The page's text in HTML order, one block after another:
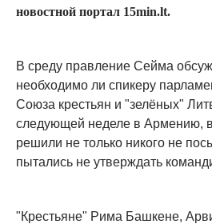
новостной портал 15min.lt.
В среду правление Сейма
необходимо ли спикеру
Союза крестьян и "зелёных"
следующей неделе в Армению, в
решили не только никого не
пытались не утверждать
"Крестьяне" Рима Башкене,